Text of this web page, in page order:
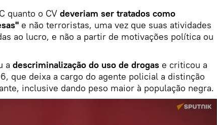
quanto o CV deveriam ser tratados como
e não terroristas, uma vez que suas atividades
ao lucro, e não a partir de motivações política ou
a descriminalização do uso de drogas e criticou a
que deixa a cargo do agente policial a distinção
inclusive dando peso maior à população negra.